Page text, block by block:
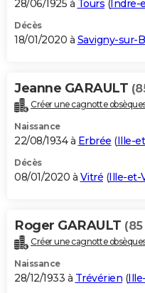
28/06/1925 à Tours ( Indre-
Décès
18/01/2020 à Savigny-sur-
Jeanne GARAULT
Créer une cagnotte
Naissance
22/08/1934 à Erbrée (Ille-
Décès
08/01/2020 à Vitré (Ille-et-
Roger GARAULT
Créer une cagnotte
Naissance
28/12/1933 à Trévérien (